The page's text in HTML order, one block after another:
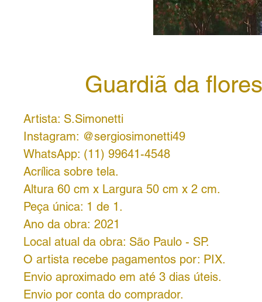
Guardiã da
Artista: S.Simonetti
Instagram: @sergiosimonetti49
WhatsApp: (11) 99641-4548
Acrílica sobre tela.
Altura 60 cm x Largura 50 cm x 2 cm.
Peça única: 1 de 1.
Ano da obra: 2021
Local atual da obra: São Paulo - SP.
O artista recebe pagamentos por: PIX.
Envio aproximado em até 3 dias úteis.
Envio por conta do comprador.